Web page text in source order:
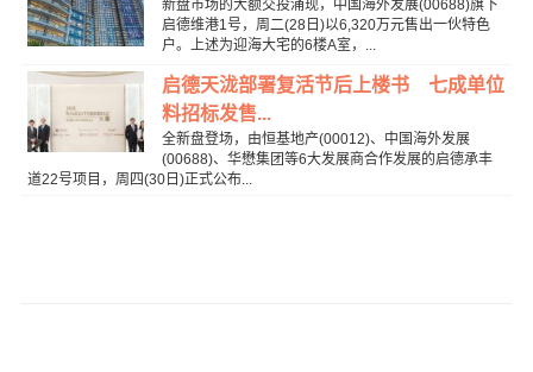
新盘市场的大额交投涌现，中国海外发展(00688)旗下
启德维港1号，周二(28日)以6,320万元售出一伙特色
户。上述为迎海大宅的6楼A室，...
启德天泷部署复活节后上楼书 七成单位
料招标发售...
全新盘登场，由恒基地产(00012)、中国海外发展
(00688)、华懋集团等6大发展商合作发展的启德承丰
道22号项目，周四(30日)正式公布...